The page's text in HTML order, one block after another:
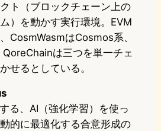
ト（ブロックチェーン上の
）を動かす実行環境。EVM
CosmWasmはCosmos系、
は三つを単一チェ
せるとしている。
る、AI（強化学習）を使っ
的に最適化する合意形成の